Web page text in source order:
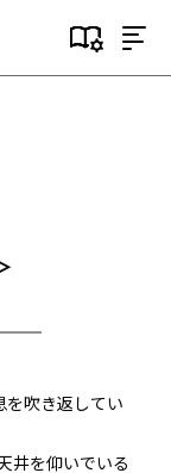
殺人鬼）』
吹き返してい
井を仰いでいる